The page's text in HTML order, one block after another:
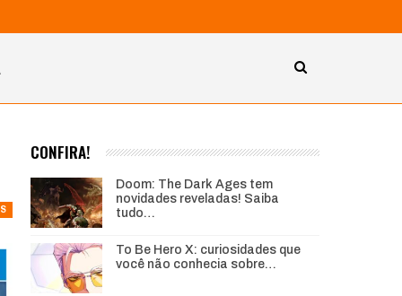
CONFIRA!
Doom: The Dark Ages tem
novidades reveladas! Saiba
tudo…
To Be Hero X: curiosidades que
você não conhecia sobre…